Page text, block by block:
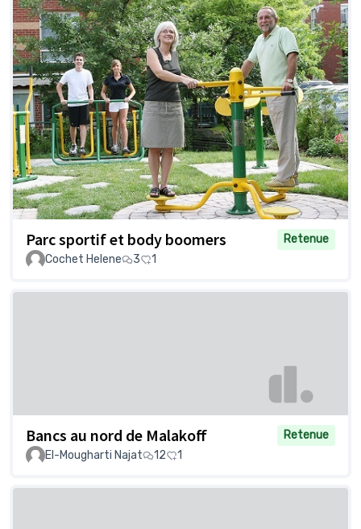
Parc sportif et body boomers
Retenue
Cochet Helene
3 1
Bancs au nord de Malakoff
Retenue
El-Mougharti Najat
12 1